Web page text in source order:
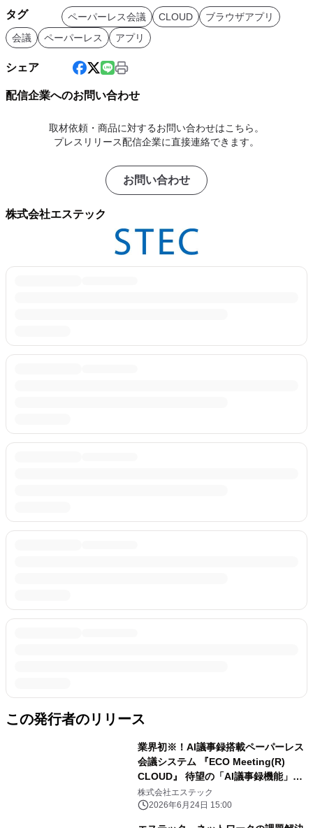
タグ ペーパーレス会議 CLOUD
ブラウザアプリ
会議
ペーパーレス アプリ
シェア
配信企業へのお問い合わせ
取材依頼・商品に対するお問い合わせはこちら。
プレスリリース配信企業に直接連絡できます。
お問い合わせ
株式会社エステック
この発行者のリリース
業界初※！AI議事録搭載ペーパーレス
会議システム 『ECO Meeting(R)
CLOUD』 待望の「AI議事録機能」を
2026年7月3日にリリース！！
株式会社エステック
2026年6月24日 15:00